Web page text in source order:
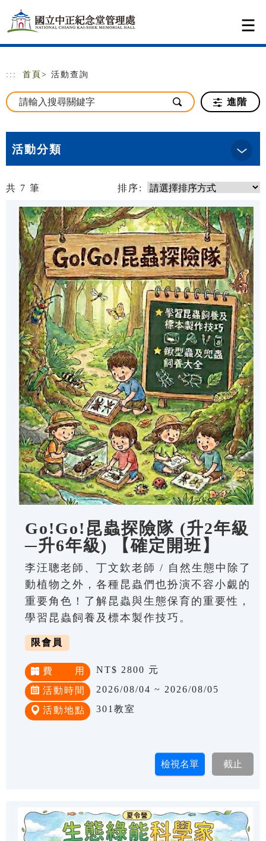
跳到主要內容
網站導覽
::: 首頁 > 活動查詢
進階
活動分類
共 7 筆 排序:
Go!Go!昆蟲探險隊 (升2年級
─升6年級) 【確定開班】
李汪聰老師、丁文欽老師 / 自然生態中除了
動植物之外，各種昆蟲們也扮演不容小覷的
重要角色！了解昆蟲與生態保育的重要性，
學習昆蟲飼養及標本製作技巧。
限會員
費 用 NT$ 2800 元
活動時間 2026/08/04 ~ 2026/08/05
活動地點 301教室